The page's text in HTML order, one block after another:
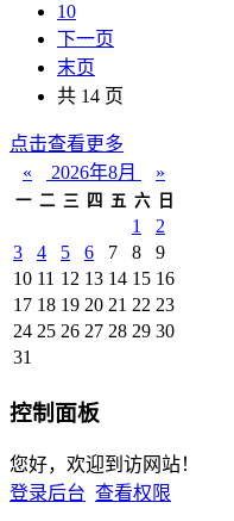
10
下一页
末页
共 14 页
点击查看更多
«
2026年8月 »
一 二 三 四 五 六 日
1
2
3
4 5 6 7 8
9
10 11 12 13 14 15 16
17 18 19 20 21 22 23
24 25 26 27 28 29 30
31
控制面板
您好，欢迎到访网站！
登录后台 查看权限